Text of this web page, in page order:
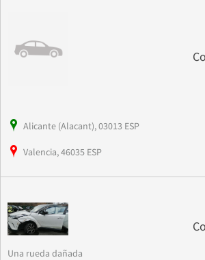
Alicante (Alacant), 03013 ESP
Valencia, 46035 ESP
Una rueda dañada